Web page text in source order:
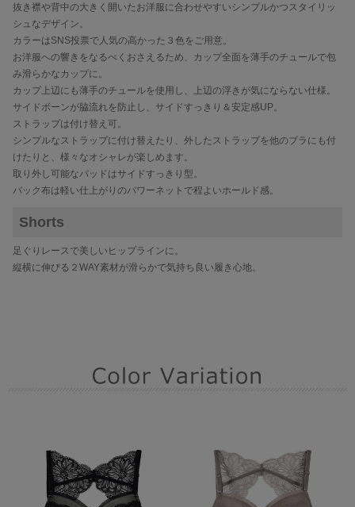
抜き襟や背中の大きく開いたお洋服に合わせやすいシンプルかつスタイリッ
シュなデザイン。
カラーはSNS投票で人気の高かった３色をご用意。
お洋服への響きをなるべくおさえるため、カップ全面を薄手のチュールで包
み滑らかなカップに。
カップ上辺にも薄手のチュールを使用し、上辺の浮きが気にならない仕様。
サイドボーンが脇流れを防止し、サイドすっきり＆安定感UP。
ストラップは付け替え可。
シンプルなストラップに付け替えたり、外したストラップを他のブラにも付
けたりと、様々なオシャレが楽しめます。
取り外し可能なパッドはサイドすっきり型。
バック布は軽い仕上がりのパワーネットで程よいホールド感。
Shorts
足ぐりレースで美しいヒップラインに。
縦横に伸びる２WAY素材が滑らかで気持ち良い履き心地。